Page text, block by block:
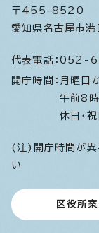
〒455-8520
愛知県名古屋市
代表電話： 052-
開庁時間： 月曜日
午前8
休日・
(注)開庁時間が異
い
区役所